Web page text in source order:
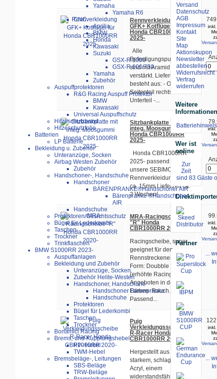
Yamaha
Yamaha R6
CNC
Aprilia
BMW
Honda
Kawasaki
Suzuki
GSX-R 1000
GSX-R 600/750
Yamaha
Zubehör
Auspuffprotektoren
R&G Racing Auspuff Protektor
BMW
Kawasaki
Universal Auspuffschutz
Hitzeschutzband
Hitzeschutzfolie
Batterien
LP Batterie
Bekleidung u. Zubehör
Unteranzüge, Socken
Airbag Westen Zubehör
Zubehör
Handschoner-, Handschuhe
Handschoner
BÄRENPRANKE®Handschoner AIR
Bärenpranke ®Handschoner
AIR
Handschuhe
Protektoren/Gesichtsschutz
Bügel für Lederkombi
Taschen
Trockner
Trinkflaschen
BMW S1000RR 2023-
Auspuffanlagen
Bekleidung und Zubehör
Unteranzüge, Socken
Zubehör Helite-Westen
Handschoner, Handschuhe
Handschoner Bärenpranke
Handschuhe
Protektoren
Bügel für Lederkombi
Taschen
Trockner
Bonamici Racing
Brems,-und Kupplungshebel
PP- Hebel
TWM-Hebel
Bremsbeläge-, Leitungen
SBS-Beläge
TRW-Beläge
Rennverkleidung
GFK+ Kotflügel für
Honda CBR1000RR
2025-
Alle
Befestigungspunkte
sind mit Aramid
verstärkt. Lieferumfang
besteht aus: - Oberteil -
Seitenteil rechts+ links -
Unterteil -...
Sitzbankplatte mit
integ. Moosgummi
Honda CBR1000RR
2025-
Honda CBR1000RR
2025- passend für
unsere SEBIMOTO
Rennverkleidung Höhe
ca. 15mm Lieferzeit ca.
2 Wochen!
MRA-Racingscheibe
"R" Honda
CBR1000RR 2020-
Racingscheibe, super
geeignet für den
Rennstreckeneinsatz.
Form: Doubble Bubble
(erhöhte Racingform)
Angeboten in den
Farben Rauch.
Passend...
...
Puig
Verkleidungsscheibe
R-Racer Honda
CBR1000RR 2020-
Hergestellt aus 3 mm
starkem, schlagfestem
Acryl, einem
widerstandsfähigen
...
Versand
Datenschutz
AGB
Impressum
Kontakt
Site
Map
Aktionskupon
Newsletter
abbestellen
Widerrufsrecht
Vertrag
widerrufen
Weitere
Batteriehinweis
Wer ist
online
Zur
Zeit
sind 83 Gäste
Partner